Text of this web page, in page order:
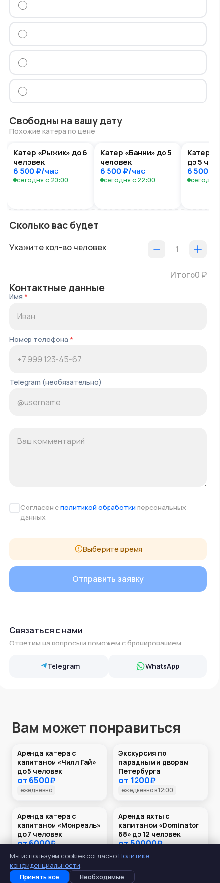
Свободны на вашу дату
Похожие катера по цене
Катер «Рыжик» до 6
человек
6 500 ₽/час
сегодня с 20:00
Катер «Банни» до 5
человек
6 500 ₽/час
сегодня с 22:00
Катер
до 5
6 500
сегодня
Сколько вас будет
Укажите кол-во человек 1
Итого0 ₽
Контактные данные
Имя *
Номер телефона *
Telegram (необязательно)
Согласен сполитикой обработки персональных
данных
Выберите время
Связаться с нами
Ответим на вопросы и поможем с бронированием
Telegram WhatsApp
Вам может понравиться
Аренда катера с
капитаном «Чилл Гай»
до 5 человек
от 6500₽
ежедневно
НЕФОРМАЛЬНЫЙ ПЕТЕРБУРГ
Экскурсия по
парадным и дворам
Петербурга
от 1200₽
ежедневно в 12:00
Аренда катера с
капитаном «Монреаль»
до 7 человек
от6000₽
ежедневно
Аренда яхты с
капитаном «Dominator
68» до 12 человек
от50000₽
ежедневно
Мы используем cookies согласно Политике
конфиденциальности.
Принять все
Необходимые